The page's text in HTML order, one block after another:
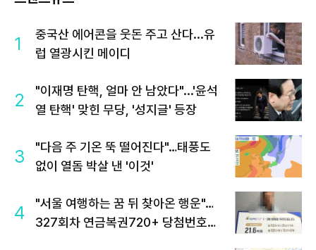
1
중국산 에어콘을 웃돈 주고 산다...유
럽 열광시킨 메이디
2
"이재명 탄핵, 얼마 안 남았다"...'윤석
열 탄핵' 맞힌 무당, '성지글' 등장
3
"다음 주 기온 뚝 떨어진다"…태풍도
없이 열돔 박살 낸 '이것'
4
"서울 여행하는 꿈 뒤 찾아온 행운"…
327회차 연금복권720+ 당첨번호조